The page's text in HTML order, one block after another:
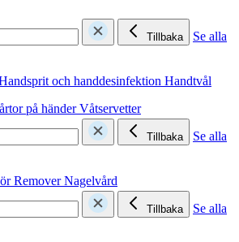
Tillbaka
Se alla
och handdesinfektion Handtvål
på händerVåtservetter
Tillbaka
Se alla
RemoverNagelvård
Tillbaka
Se alla